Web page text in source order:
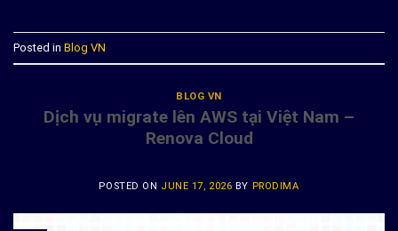
Posted in Blog VN
BLOG VN
Dịch vụ migrate lên AWS tại Việt Nam –
Renova Cloud
POSTED ON JUNE 17, 2026 BY PRODIMA